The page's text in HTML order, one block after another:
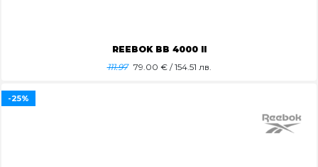
REEBOK BB 4000 II
111.97 79.00 € / 154.51 лв.
-25%